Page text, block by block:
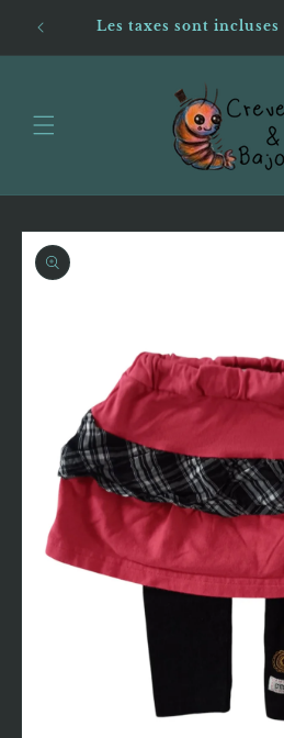
et passer
au
contenu
Les taxes sont
Passer aux
informations
produits